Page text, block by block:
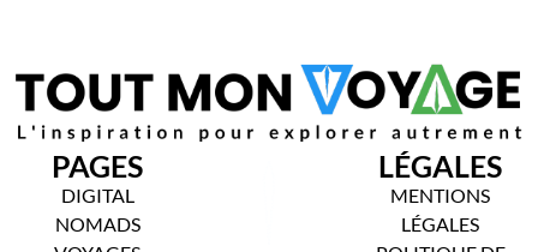
PAGES
DIGITAL
NOMADS
LÉGALES
MENTIONS
LÉGALES